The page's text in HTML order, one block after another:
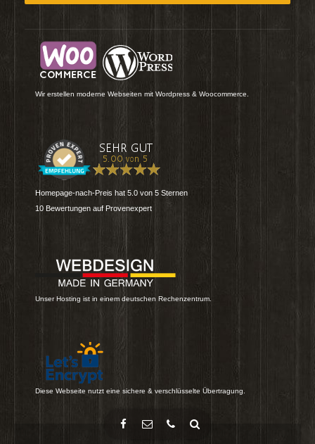
Wir erstellen moderne Webseiten mit Wordpress & Woocommerce.
Homepage-nach-Preis hat 5.0 von 5 Sternen
10 Bewertungen auf Provenexpert
Unser Hosting ist in einem deutschen Rechenzentrum.
Diese Webseite nutzt eine sichere & verschlüsselte Übertragung.